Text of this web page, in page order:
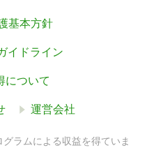
基本方針
イドライン
について
運営会社
ラムによる収益を得ていま